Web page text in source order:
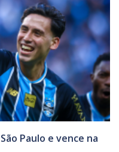
Paulo e vence na